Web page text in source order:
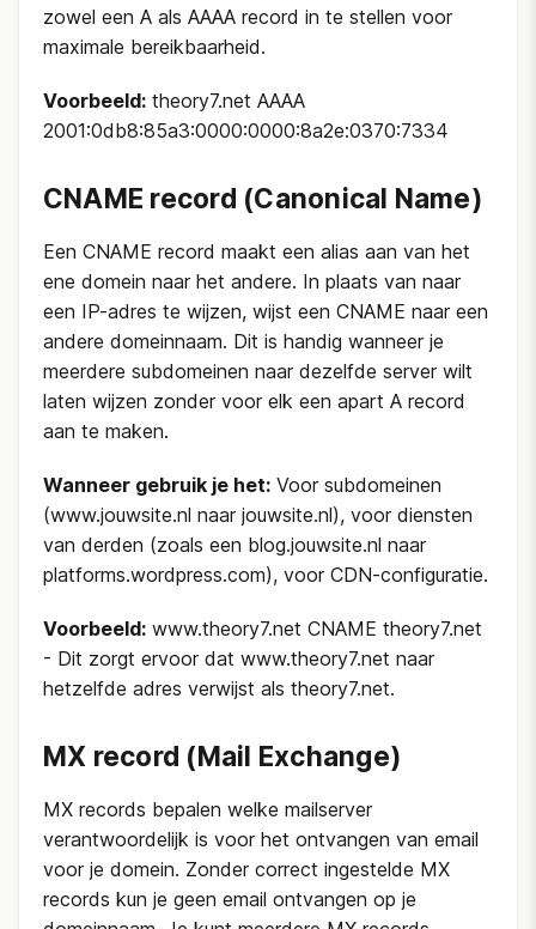
zowel een A als AAAA record in te stellen voor
maximale bereikbaarheid.
Voorbeeld: theory7.net AAAA
2001:0db8:85a3:0000:0000:8a2e:0370:7334
CNAME record (Canonical Name)
Een CNAME record maakt een alias aan van het
ene domein naar het andere. In plaats van naar
een IP-adres te wijzen, wijst een CNAME naar een
andere domeinnaam. Dit is handig wanneer je
meerdere subdomeinen naar dezelfde server wilt
laten wijzen zonder voor elk een apart A record
aan te maken.
Wanneer gebruik je het: Voor subdomeinen
(www.jouwsite.nl naar jouwsite.nl), voor diensten
van derden (zoals een blog.jouwsite.nl naar
platforms.wordpress.com), voor CDN-configuratie.
Voorbeeld: www.theory7.net CNAME theory7.net
- Dit zorgt ervoor dat www.theory7.net naar
hetzelfde adres verwijst als theory7.net.
MX record (Mail Exchange)
MX records bepalen welke mailserver
verantwoordelijk is voor het ontvangen van email
voor je domein. Zonder correct ingestelde MX
records kun je geen email ontvangen op je